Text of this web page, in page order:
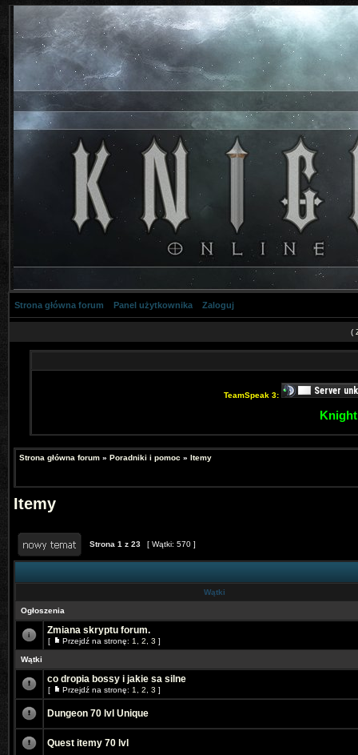
Strona główna forum Panel użytkownika Zaloguj
(
TeamSpeak 3:
Strona główna forum » Poradniki i pomoc » Itemy
Itemy
Strona 1 z 23 [ Wątki: 570 ]
Wątki
Ogłoszenia
Zmiana skryptu forum.
[ Przejdź na stronę: 1 2 3 ]
Wątki
co dropia bossy i jakie sa silne
[ Przejdź na stronę: 1 2 3 ]
Dungeon 70 lvl Unique
Quest itemy 70 lvl